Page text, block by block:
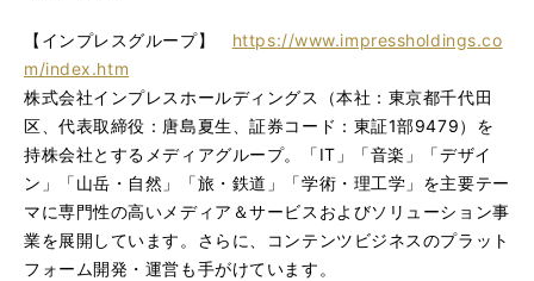
【インプレスグループ】 https://www.impressholdings.co
m/index.htm
株式会社インプレスホールディングス（本社：東京都千代田
区、代表取締役：唐島夏生、証券コード：東証1部9479）を
持株会社とするメディアグループ。「IT」「音楽」「デザイ
ン」「山岳・自然」「旅・鉄道」「学術・理工学」を主要テー
マに専門性の高いメディア＆サービスおよびソリューション事
業を展開しています。さらに、コンテンツビジネスのプラット
フォーム開発・運営も手がけています。